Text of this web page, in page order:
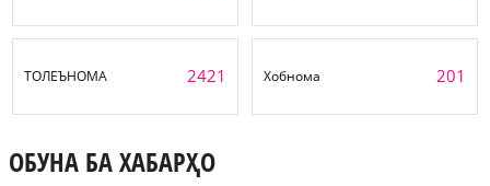
ТОЛЕЪНОМА 2421 Хобнома 201
ОБУНА БА ХАБАРҲО